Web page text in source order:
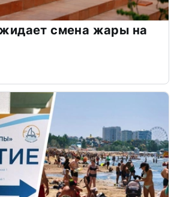
смена жары на